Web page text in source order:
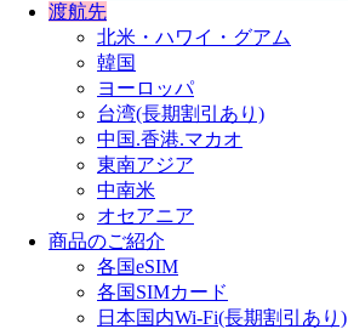
渡航先
北米・ハワイ・グアム
韓国
ヨーロッパ
台湾(長期割引あり)
中国.香港.マカオ
東南アジア
中南米
オセアニア
商品のご紹介
各国eSIM
各国SIMカード
日本国内Wi-Fi(長期割引あり)